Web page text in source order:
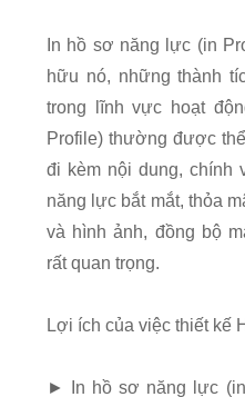
In hồ sơ năng lực (in
hữu nó, những thành
trong lĩnh vực hoạt
Profile) thường được
đi kèm nội dung, chính
năng lực bắt mắt, thỏa
và hình ảnh, đồng bộ
rất quan trọng.
Lợi ích của việc thiết kế
► In hồ sơ năng lực